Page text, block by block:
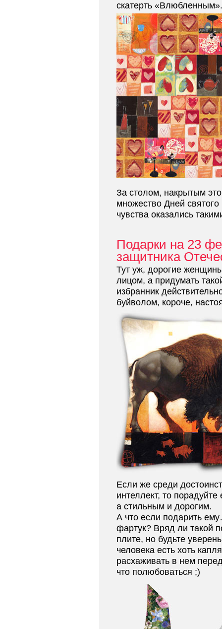
скатерть «Влюбленным».
За столом, накрытым
множество Дней
чувства оказались
Подарки на 23
защитника
Тут уж, дорогие
лицом, а придумать
избранник
буйволом, короче,
Если же среди
интеллект, то
а стильным и дорогим.
А что если подарить
фартук? Вряд ли такой
плите, но будьте
человека есть хоть
расхаживать в нем
что полюбоваться ;)